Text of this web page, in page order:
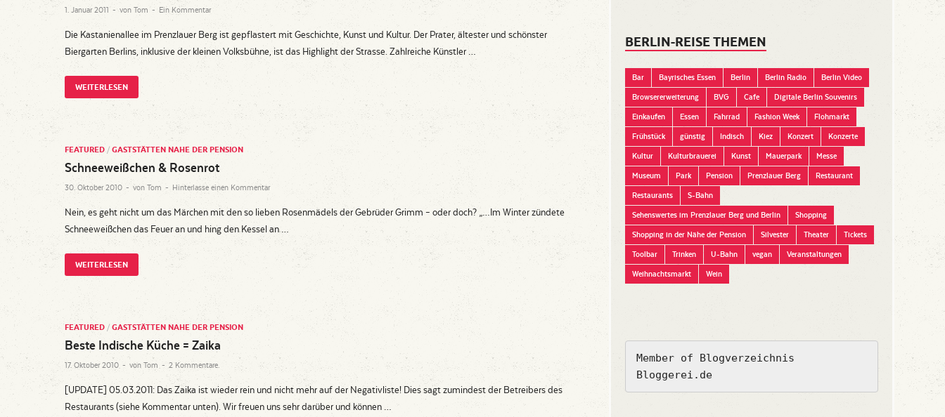
1. Januar 2011 - von Tom - Ein Kommentar
Die Kastanienallee im Prenzlauer Berg ist gepflastert mit Geschichte, Kunst und Kultur. Der Prater, ältester und schönster
Biergarten Berlins, inklusive der kleinen Volksbühne, ist das Highlight der Strasse. Zahlreiche Künstler …
WEITERLESEN
FEATURED / GASTSTÄTTEN NAHE DER PENSION
Schneeweißchen & Rosenrot
30. Oktober 2010 - von Tom - Hinterlasse einen Kommentar
Nein, es geht nicht um das Märchen mit den so lieben Rosenmädels der Gebrüder Grimm – oder doch? „…Im Winter zündete
Schneeweißchen das Feuer an und hing den Kessel an …
WEITERLESEN
FEATURED / GASTSTÄTTEN NAHE DER PENSION
Beste Indische Küche = Zaika
17. Oktober 2010 - von Tom - 2 Kommentare.
[UPDATE] 05.03.2011: Das Zaika ist wieder rein und nicht mehr auf der Negativliste! Dies sagt zumindest der Betreibers des
Restaurants (siehe Kommentar unten). Wir freuen uns sehr darüber und können …
BERLIN-REISE THEMEN
Bar Bayrisches Essen Berlin Berlin Radio
Berlin Video
Browsererweiterung
BVG Cafe
Digitale Berlin Souvenirs
Einkaufen
Essen Fahrrad Fashion Week
Flohmarkt
Frühstück
günstig Indisch Kiez Konzert
Konzerte
Kultur
Kulturbrauerei Kunst Mauerpark
Messe
Museum
Park Pension Prenzlauer Berg
Restaurant
Restaurants
S-Bahn
Sehenswertes im Prenzlauer Berg und Berlin
Shopping
Shopping in der Nähe der Pension
Silvester Theater
Tickets
Toolbar
Trinken U-Bahn vegan
Veranstaltungen
Weihnachtsmarkt
Wein
Member of Blogverzeichnis
Bloggerei.de